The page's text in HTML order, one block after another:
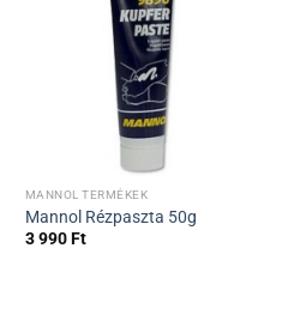
MANNOL TERMÉKEK
Mannol Rézpaszta 50g
3 990Ft